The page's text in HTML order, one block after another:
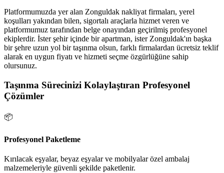
Platformumuzda yer alan Zonguldak nakliyat firmaları, yerel
koşulları yakından bilen, sigortalı araçlarla hizmet veren ve
platformumuz tarafından belge onayından geçirilmiş profesyonel
ekiplerdir. İster şehir içinde bir apartman, ister Zonguldak'ın başka
bir şehre uzun yol bir taşınma olsun, farklı firmalardan ücretsiz teklif
alarak en uygun fiyatı ve hizmeti seçme özgürlüğüne sahip
olursunuz.
Taşınma Sürecinizi Kolaylaştıran Profesyonel
Çözümler
📦
Profesyonel Paketleme
Kırılacak eşyalar, beyaz eşyalar ve mobilyalar özel ambalaj
malzemeleriyle güvenli şekilde paketlenir.